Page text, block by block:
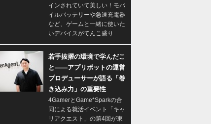
インされていて美しい！モバ
イルバッテリーや急速充電器
など、ゲームと一緒に使いた
いデバイスがてんこ盛り
若手抜擢の環境で学んだこ
と――アプリボットの運営
プロデューサーが語る「巻
き込み力」の重要性
4GamerとGame*Sparkの合
同による就活イベント「キャ
リアクエスト」の第4回が東